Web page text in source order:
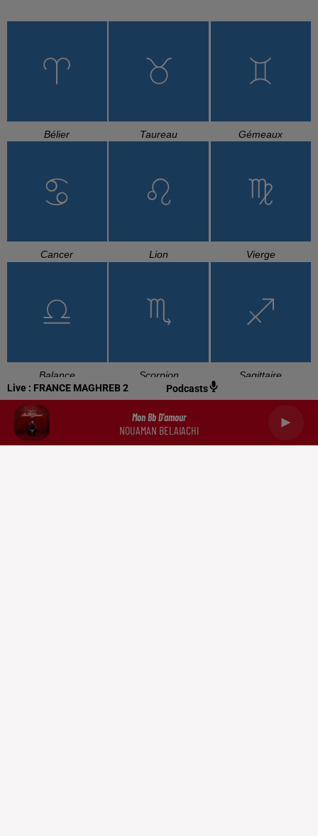
Live : FRANCE MAGHREB 2 Podcasts
Mon Bb D'amour
NOUAMAN BELAIACHI
Bélier Taureau Gémeaux
Cancer Lion Vierge
Balance Scorpion Sagittaire